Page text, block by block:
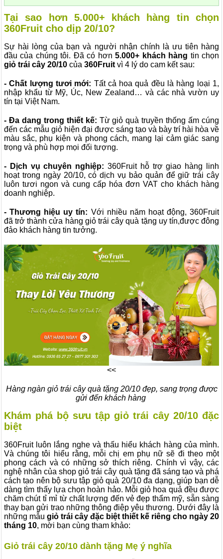
Tại sao hơn 5.000+ khách hàng tin chọn
360Fruit cho dịp 20/10?
Sự hài lòng của bạn và người nhận chính là ưu tiên hàng
đầu của chúng tôi. Đã có hơn5.000+ khách hàng tin chọn
giỏ trái cây 20/10 của 360Fruit vì 4 lý do cam kết sau:
- Chất lượng tươi mới: Tất cả hoa quả đều là hàng loại 1,
nhập khẩu từ Mỹ, Úc, New Zealand… và các nhà vườn uy
tín tại Việt Nam.
- Đa dang trong thiết kế: Từ giỏ quà truyền thống ấm cúng
đến các mẫu giỏ hiện đại được sáng tạo và bày trí hài hòa về
màu sắc, phụ kiện và phong cách, mang lại cảm giác sang
trọng và phù hợp mọi đối tượng.
- Dịch vụ chuyên nghiệp: 360Fruit hỗ trợ giao hàng linh
hoạt trong ngày 20/10, có dịch vụ bảo quản để giữ trái cây
luôn tươi ngon và cung cấp hóa đơn VAT cho khách hàng
doanh nghiệp.
- Thương hiệu uy tín: Với nhiều năm hoạt động, 360Fruit
đã trở thành cửa hàng giỏ trái cây quà tặng uy tín,được đông
đảo khách hàng tin tưởng.
<<
Hàng ngàn giỏ trái cây quà tặng 20/10 đẹp, sang trọng được
gửi đến khách hàng
Khám phá bộ sưu tập giỏ trái cây 20/10 đặc
biệt
360Fruit luôn lắng nghe và thấu hiểu khách hàng của mình.
Và chúng tôi hiểu rằng, mỗi chị em phụ nữ sẽ đi theo một
phong cách và có những sở thích riêng. Chính vì vậy, các
nghệ nhân của shop giỏ trái cây quà tặng đã sáng tạo và phá
cách tạo nên bộ sưu tập giỏ quà 20/10 đa dạng, giúp bạn dễ
dàng tìm thấy lựa chọn hoàn hảo. Mỗi giỏ hoa quả đều được
chăm chút tỉ mỉ từ chất lượng đến vẻ đẹp thẩm mỹ, sẵn sàng
thay bạn gửi trao những thông điệp yêu thương. Dưới đây là
những mẫu giỏ trái cây đặc biệt thiết kế riêng cho ngày 20
tháng 10, mời bạn cùng tham khảo:
Giỏ trái cây 20/10 dành tặng Mẹ ý nghĩa